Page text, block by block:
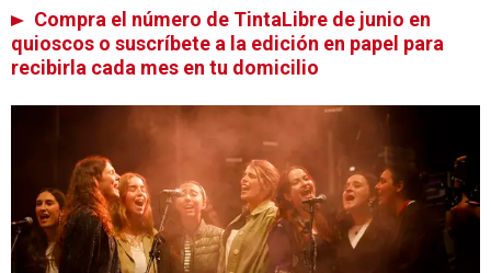
Compra el número de TintaLibre de junio en
quioscos o suscríbete a la edición en papel para
recibirla cada mes en tu domicilio